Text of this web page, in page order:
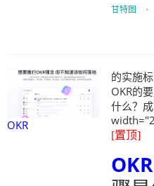
甘特图 •
OKR
的实施
OKR的
什么？
[置顶]
OKR